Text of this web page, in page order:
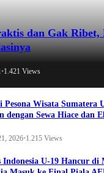
dan Gak Ribet,
•1.421 Views
Pesona Wisata Sumatera
dengan Sewa Hiace dan
2026•1.215 Views
Indonesia U-19 Hancur